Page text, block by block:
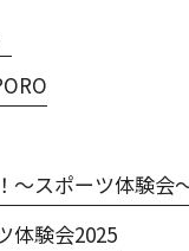
～スポーツ体験会
体験会2025